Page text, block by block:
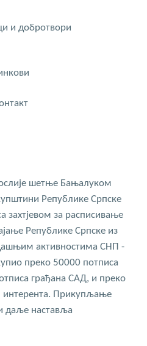
и добротвори
шетње Бањалуком
Републике Српске
захтјевом за расписивање
Републике Српске из
активностима СНП -
преко 50000 потписа
грађана САД, и преко
интерента. Прикупљање
даље наставља